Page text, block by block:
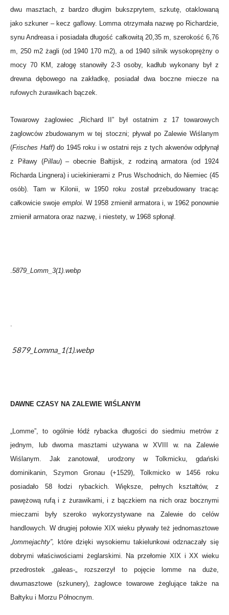
dwu masztach, z bardzo długim bukszprytem, szkutę, otaklowaną
jako szkuner – kecz gaflowy. Lomma otrzymała nazwę po Richardzie,
synu Andreasa i posiadała długość całkowitą 20,35 m, szerokość 6,76
m, 250 m2 żagli (od 1940 170 m2), a od 1940 silnik wysokoprężny o
mocy 70 KM, załogę stanowiły 2-3 osoby, kadłub wykonany był z
drewna dębowego na zakładkę, posiadał dwa boczne miecze na
rufowych żurawikach bączek.
Towarowy żaglowiec „Richard II” był ostatnim z 17 towarowych
żaglowców zbudowanym w tej stoczni; pływał po Zalewie Wiślanym
(Frisches Haff)do 1945 roku i w ostatni rejs z tych akwenów odpłynął
z Piławy (Pillau) – obecnie Bałtijsk, z rodziną armatora (od 1924
Richarda Lingnera) i uciekinierami z Prus Wschodnich, do Niemiec (45
osób). Tam w Kilonii, w 1950 roku został przebudowany tracąc
całkowicie swoje emploi. W 1958 zmienił armatora i, w 1962 ponownie
zmienił armatora oraz nazwę, i niestety, w 1968 spłonął.
.5879_Lomm_3(1).webp
.
5879_Lomma_1(1).webp
DAWNE CZASY NA ZALEWIE WIŚLANYM
„Lomme”, to ogólnie łódź rybacka długości do siedmiu metrów z
jednym, lub dwoma masztami używana w XVIII w. na Zalewie
Wiślanym. Jak zanotował, urodzony w Tolkmicku, gdański
dominikanin, Szymon Gronau (+1529), Tolkmicko w 1456 roku
posiadało 58 łodzi rybackich. Większe, pełnych kształtów, z
pawężową rufą i z żurawikami, i z bączkiem na nich oraz bocznymi
mieczami były szeroko wykorzystywane na Zalewie do celów
handlowych. W drugiej połowie XIX wieku pływały też jednomasztowe
„lommejachty”,
które dzięki wysokiemu takielunkowi odznaczały się
dobrymi właściwościami żeglarskimi. Na przełomie XIX i XX wieku
przedrostek „galeas-„ rozszerzył to pojęcie lomme na duże,
dwumasztowe (szkunery), żaglowce towarowe żeglujące także na
Bałtyku i Morzu Północnym.